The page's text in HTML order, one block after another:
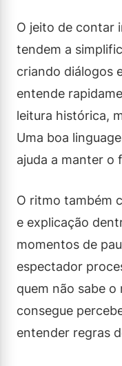
O jeito de contar
tendem a
criando diálogos
entende
leitura histórica,
Uma boa
ajuda a manter o
O ritmo também
e explicação
momentos de
espectador
quem não sabe
consegue
entender regras